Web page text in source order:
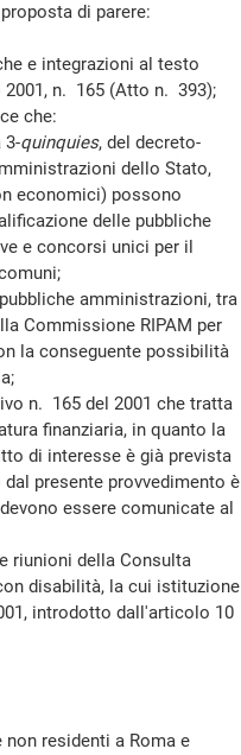
di parere:
e integrazioni al testo
n. 165 (Atto n. 393);
che:
quinquies, del decreto-
dello Stato,
economici) possono
delle pubbliche
e concorsi unici per il
amministrazioni, tra
Commissione RIPAM per
la conseguente possibilità
n. 165 del 2001 che tratta
finanziaria, in quanto la
di interesse è già prevista
presente provvedimento è
essere comunicate al
della Consulta
disabilità, la cui istituzione
introdotto dall'articolo 10
residenti a Roma e